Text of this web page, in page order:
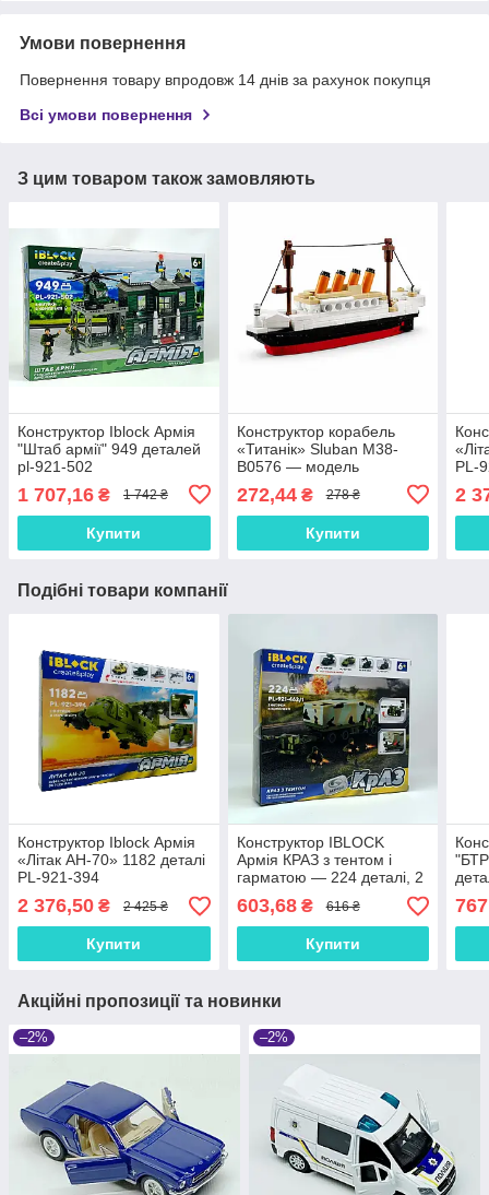
Умови повернення
Повернення товару впродовж 14 днів за рахунок покупця
Всі умови повернення
З цим товаром також замовляють
Конструктор Iblock Армія
"Штаб армії" 949 деталей
pl-921-502
1 707,16 ₴ 1 742 ₴
Купити
Конструктор корабель
«Титанік» Sluban M38-
B0576 — модель
194 деталі, 6+
272,44₴ 278 ₴
Купити
PL-
2
Подібні товари компанії
Конструктор Iblock Армія
«Літак АН-70» 1182 деталі
PL-921-394
2 376,50 ₴ 2 425 ₴
Купити
Конструктор IBLOCK
Армія КРАЗ з тентом і
гарматою — 224 деталі, 2
фігурки, арт. PL-921-462/1
603,68₴ 616 ₴
Купити
Акційні пропозиції та новинки
–2% –2%